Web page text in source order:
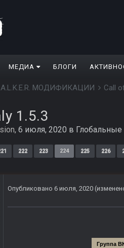
МЕДИА БЛОГИ
МОДИФИКАЦИИ Call
1.5.3
, 6 июля, 2020 в
222 223 224 225 226
Опубликовано 6 июля, 2020
Группа